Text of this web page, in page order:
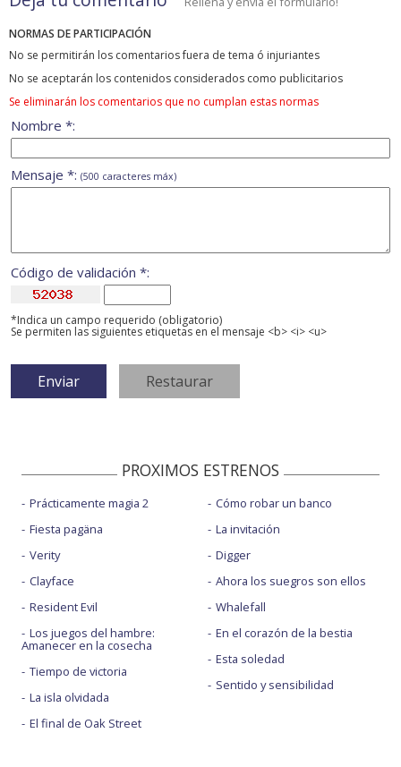
NORMAS DE PARTICIPACIÓN
No se permitirán los comentarios fuera de tema ó injuriantes
No se aceptarán los contenidos considerados como publicitarios
Se eliminarán los comentarios que no cumplan estas normas
Nombre *:
Mensaje *: (500 caracteres máx)
Código de validación *:
*Indica un campo requerido (obligatorio)
Se permiten las siguientes etiquetas en el mensaje <b> <i> <u>
PROXIMOS ESTRENOS
Prácticamente magia 2
Fiesta pagäna
Verity
Clayface
Resident Evil
Los juegos del hambre:
Amanecer en la cosecha
Tiempo de victoria
La isla olvidada
El final de Oak Street
Cómo robar un banco
La invitación
Digger
Ahora los suegros son ellos
Whalefall
En el corazón de la bestia
Esta soledad
Sentido y sensibilidad